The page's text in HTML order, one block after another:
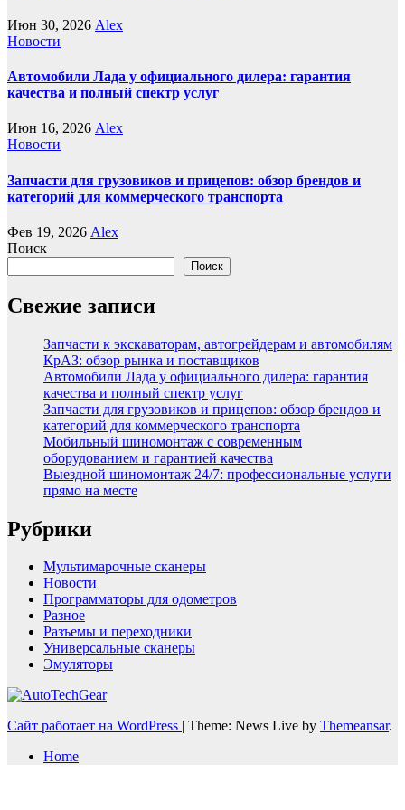
Июн 30, 2026 Alex
Новости
Автомобили Лада у официального дилера: гарантия
качества и полный спектр услуг
Июн 16, 2026 Alex
Новости
Запчасти для грузовиков и прицепов: обзор брендов и
категорий для коммерческого транспорта
Фев 19, 2026 Alex
Поиск
Поиск
Свежие записи
Запчасти к экскаваторам, автогрейдерам и автомобилям
КрАЗ: обзор рынка и поставщиков
Автомобили Лада у официального дилера: гарантия
качества и полный спектр услуг
Запчасти для грузовиков и прицепов: обзор брендов и
категорий для коммерческого транспорта
Мобильный шиномонтаж с современным
оборудованием и гарантией качества
Выездной шиномонтаж 24/7: профессиональные услуги
прямо на месте
Рубрики
Мультимарочные сканеры
Новости
Программаторы для одометров
Разное
Разъемы и переходники
Универсальные сканеры
Эмуляторы
Сайт работает на WordPress | Theme: News Live by Themeansar.
Home